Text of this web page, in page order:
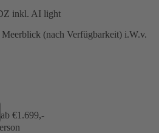
inkl. AI light
(nach Verfügbarkeit) i.W.v.
ab €1.699,-